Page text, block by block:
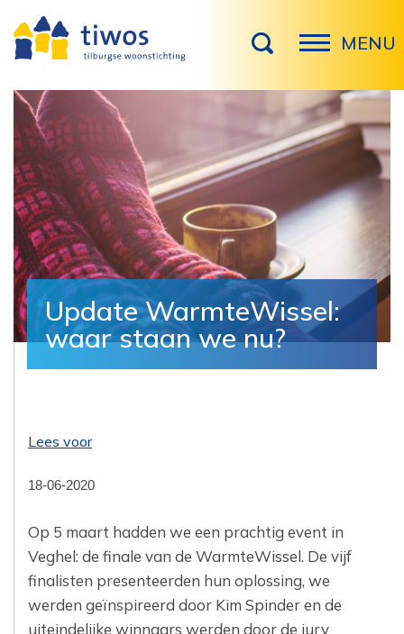
MENU
Update WarmteWissel:
waar staan we nu?
Lees voor
18-06-2020
Op 5 maart hadden we een prachtig event in
Veghel: de finale van de WarmteWissel. De vijf
finalisten presenteerden hun oplossing, we
werden geïnspireerd door Kim Spinder en de
uiteindelijke winnaars werden door de jury